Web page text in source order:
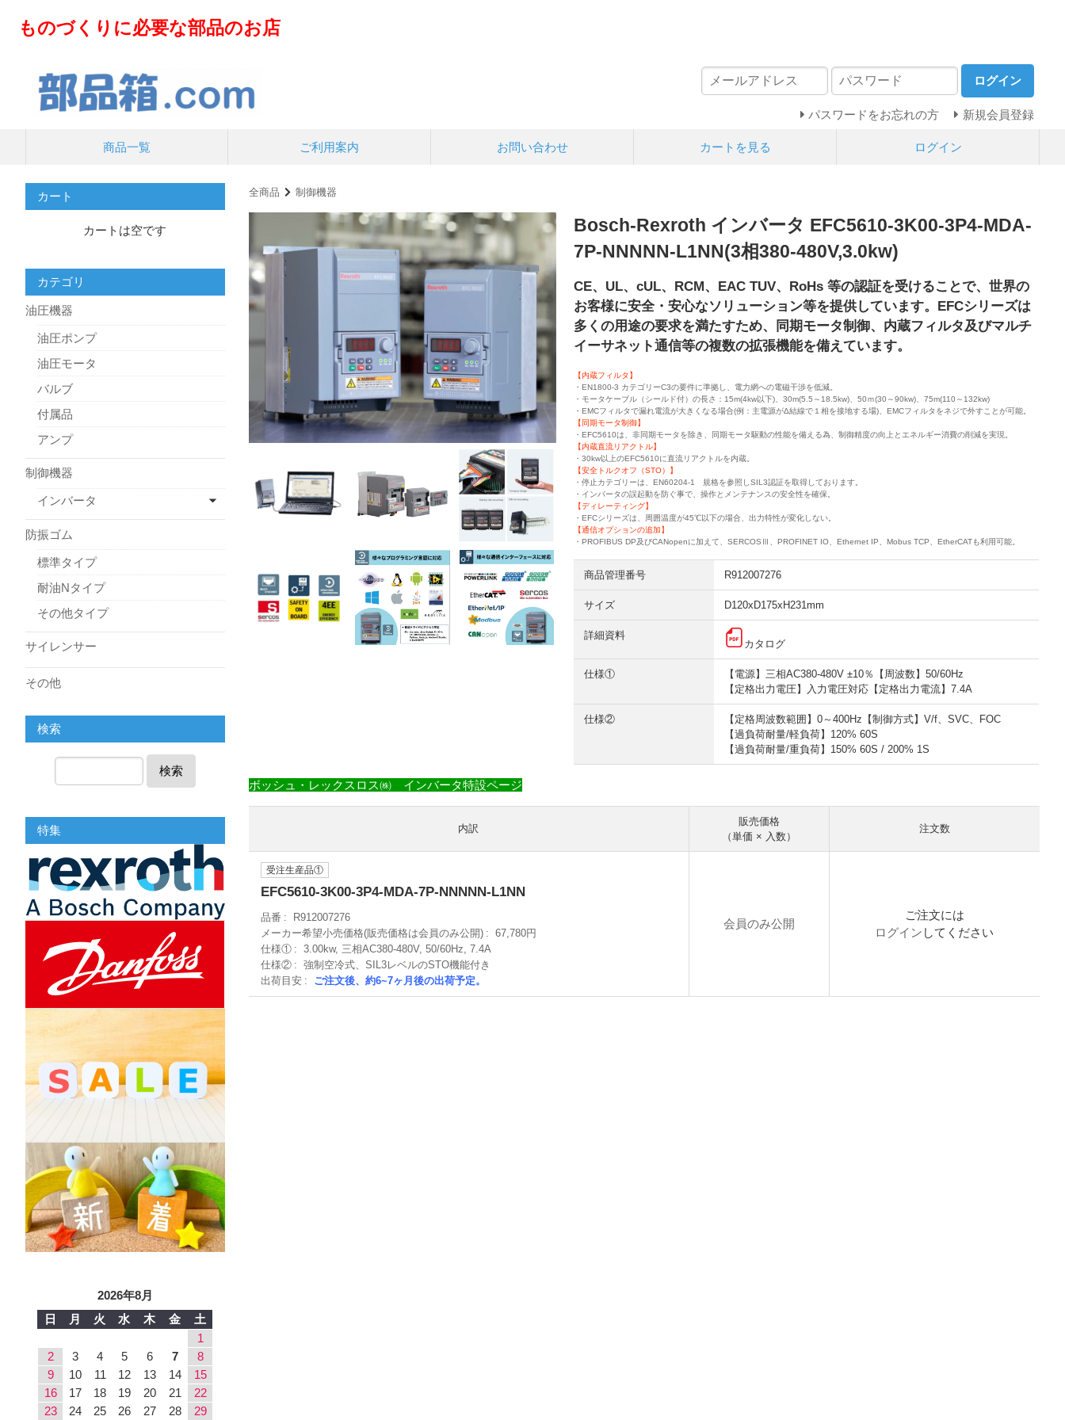
ものづくりに必要な部品のお店
ログイン
パスワードをお忘れの方 新規会員登録
商品一覧 ご利用案内 お問い合わせ カートを見る ログイン
全商品 制御機器
Bosch-Rexroth インバータ EFC5610-3K00-3P4-MDA-
7P-NNNNN-L1NN(3相380-480V,3.0kw)
CE、UL、cUL、RCM、EAC TUV、RoHs 等の認証を受けることで、世界の
お客様に安全・安心なソリューション等を提供しています。EFCシリーズは
多くの用途の要求を満たすため、同期モータ制御、内蔵フィルタ及びマルチ
イーサネット通信等の複数の拡張機能を備えています。
【内蔵フィルタ】
・EN1800-3 カテゴリーC3の要件に準拠し、電力網への電磁干渉を低減。
・モータケーブル（シールド付）の長さ：15m(4kw以下)、30m(5.5～18.5kw)、50ｍ(30～90kw)、75m(110～132kw)
・EMCフィルタで漏れ電流が大きくなる場合(例：主電源がΔ結線で１相を接地する場)、EMCフィルタをネジで外すことが可能。
【同期モータ制御】
・EFC5610は、非同期モータを除き、同期モータ駆動の性能を備える為、制御精度の向上とエネルギー消費の削減を実現。
【内蔵直流リアクトル】
・30kw以上のEFC5610に直流リアクトルを内蔵。
【安全トルクオフ（STO）】
・停止カテゴリーは、EN60204-1 規格を参照しSIL3認証を取得しております。
・インバータの誤起動を防ぐ事で、操作とメンテナンスの安全性を確保。
【ディレーティング】
・EFCシリーズは、周囲温度が45℃以下の場合、出力特性が変化しない。
【通信オプションの追加】
・PROFIBUS DP及びCANopenに加えて、SERCOSⅢ、PROFINET IO、Ethernet IP、Mobus TCP、EtherCATも利用可能。
商品管理番号 R912007276
サイズ D120xD175xH231mm
詳細資料
カタログ
仕様①
【電源】三相AC380-480V ±10％【周波数】50/60Hz
【定格出力電圧】入力電圧対応【定格出力電流】7.4A
仕様②
【定格周波数範囲】0～400Hz【制御方式】V/f、SVC、FOC
【過負荷耐量/軽負荷】120% 60S
【過負荷耐量/重負荷】150% 60S / 200% 1S
ボッシュ・レックスロス㈱ インバータ特設ページ
内訳
販売価格
（単価 × 入数）
注文数
受注生産品①
EFC5610-3K00-3P4-MDA-7P-NNNNN-L1NN
品番
R912007276
メーカー希望小売価格(販売価格は会員のみ公開)
67,780円
仕様①
3.00kw, 三相AC380-480V, 50/60Hz, 7.4A
仕様②
強制空冷式、SIL3レベルのSTO機能付き
出荷目安
ご注文後、約6~7ヶ月後の出荷予定。
会員のみ公開
ご注文には
ログイン してください
カート
カートは空です
カテゴリ
油圧機器
油圧ポンプ
油圧モータ
バルブ
付属品
アンプ
制御機器
インバータ
防振ゴム
標準タイプ
耐油Nタイプ
その他タイプ
サイレンサー
その他
検索
検索
特集
2026年8月
日
月 火 水 木 金
土
1
2
3 4 5 6 7
8
9
10 11 12 13 14
15
16
17 18 19 20 21
22
23
24 25 26 27 28 29